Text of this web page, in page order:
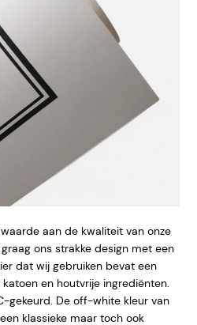
aan de kwaliteit van onze
ons strakke design met een
dat wij gebruiken bevat een
en houtvrije ingrediënten.
gekeurd. De off-white kleur van
klassieke maar toch ook